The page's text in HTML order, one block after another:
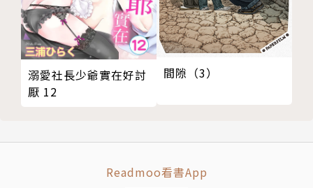
溺愛社長少爺實在好討
厭 12
間隙（3）
Readmoo看書App